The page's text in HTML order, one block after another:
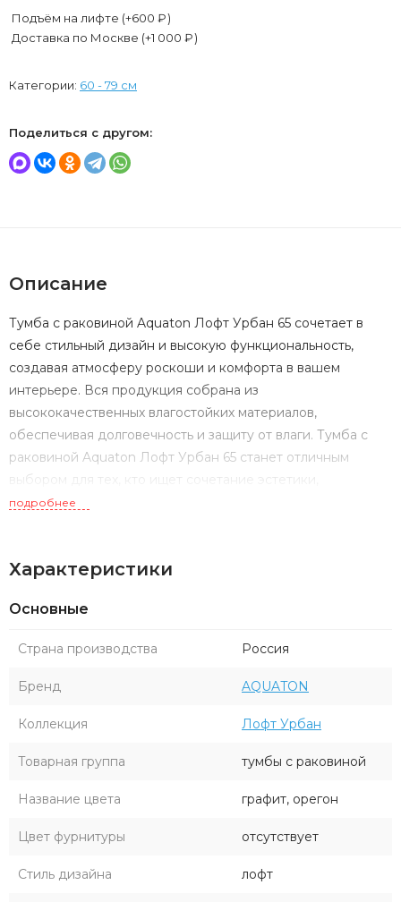
Подъём на лифте (+600 ₽)
Доставка по Москве (+1 000 ₽)
Категории: 60 - 79 см
Поделиться с другом:
Описание
Тумба с раковиной Aquaton Лофт Урбан 65 сочетает в
себе стильный дизайн и высокую функциональность,
создавая атмосферу роскоши и комфорта в вашем
интерьере. Вся продукция собрана из
высококачественных влагостойких материалов,
обеспечивая долговечность и защиту от влаги. Тумба с
раковиной Aquaton Лофт Урбан 65 станет отличным
выбором для тех, кто ищет сочетание эстетики,
практичности и высокого качества в оформлении ванной
подробнее
Характеристики
Основные
Страна производства Россия
Бренд AQUATON
Коллекция Лофт Урбан
Товарная группа тумбы с раковиной
Название цвета графит, орегон
Цвет фурнитуры отсутствует
Стиль дизайна лофт